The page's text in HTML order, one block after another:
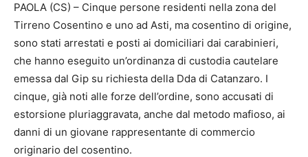
PAOLA (CS) – Cinque persone residenti nella zona del
Tirreno Cosentino e uno ad Asti, ma cosentino di origine,
sono stati arrestati e posti ai domiciliari dai carabinieri,
che hanno eseguito un’ordinanza di custodia cautelare
emessa dal Gip su richiesta della Dda di Catanzaro. I
cinque, già noti alle forze dell’ordine, sono accusati di
estorsione pluriaggravata, anche dal metodo mafioso, ai
danni di un giovane rappresentante di commercio
originario del cosentino.